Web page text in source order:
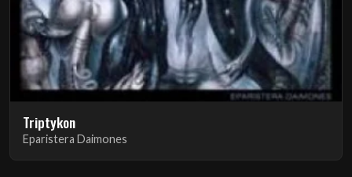
Triptykon
Eparistera Daimones